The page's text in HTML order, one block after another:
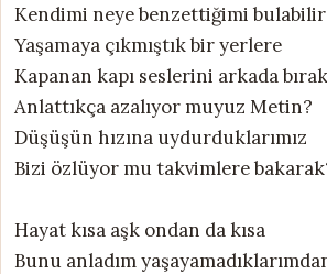
Kendimi neye benzettiğimi
Yaşamaya çıkmıştık bir yerlere
Kapanan kapı seslerini arkada
Anlattıkça azalıyor muyuz Metin?
Düşüşün hızına uydurduklarımız
Bizi özlüyor mu takvimlere
Hayat kısa aşk ondan da kısa
Bunu anladım